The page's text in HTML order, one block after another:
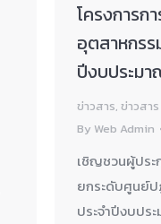
โครงการก
อุตสาหกรร
ปีงบประม
ข่าวสาร, ข่าวสาร
By Web Admin
เชิญชวนผู้ประ
ยกระดับศูนย์
ประจำปีงบปร